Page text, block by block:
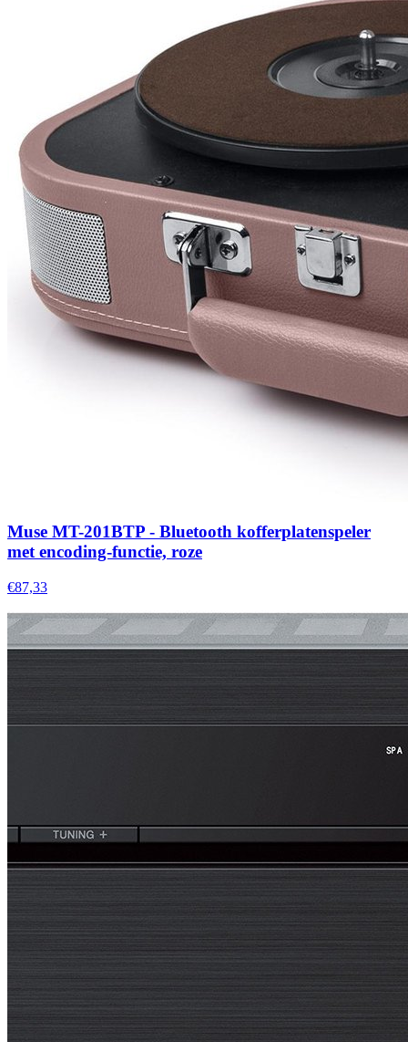
Muse MT-201BTP - Bluetooth kofferplatenspeler
met encoding-functie, roze
€87,33